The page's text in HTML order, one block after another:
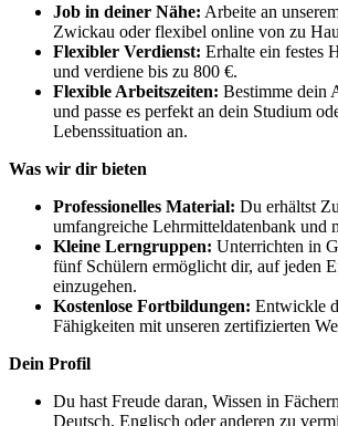
Job in deiner Nähe: Arbeite an
Zwickau oder flexibel online von zu
Flexibler Verdienst: Erhalte ein festes
und verdiene bis zu 800 €.
Flexible Arbeitszeiten: Bestimme dein
und passe es perfekt an dein Studium
Lebenssituation an.
Was wir dir bieten
Professionelles Material: Du erhältst
umfangreiche Lehrmitteldatenbank und
Kleine Lerngruppen: Unterrichten in
fünf Schülern ermöglicht dir, auf jeden
einzugehen.
Kostenlose Fortbildungen: Entwickle
Fähigkeiten mit unseren zertifizierten
Dein Profil
Du hast Freude daran, Wissen in
Deutsch, Englisch oder anderen zu